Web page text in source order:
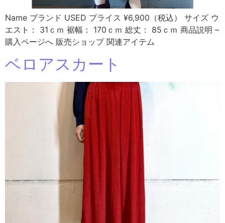
Name ブランド USED プライス ¥6,900（税込） サイズ ウ
エスト： 31ｃｍ 裾幅： 170ｃｍ 総丈： 85ｃｍ 商品説明 –
購入ページへ 販売ショップ 関連アイテム
ベロアスカート